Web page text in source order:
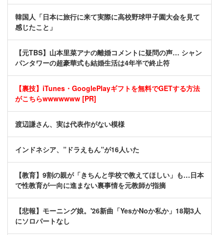
韓国人「日本に旅行に来て実際に高校野球甲子園大会を見て
感じたこと」
【元TBS】山本里菜アナの離婚コメントに疑問の声… シャン
パンタワーの超豪華式も結婚生活は4年半で終止符
【裏技】iTunes・GooglePlayギフトを無料でGETする方法
がこちらwwwwwww [PR]
渡辺謙さん、実は代表作がない模様
インドネシア、”ドラえもん”が16人いた
【教育】9割の親が「きちんと学校で教えてほしい」も…日本
で性教育が一向に進まない裏事情を元教師が指摘
【悲報】モーニング娘。'26新曲「YesかNoか私か」18期3人
にソロパートなし